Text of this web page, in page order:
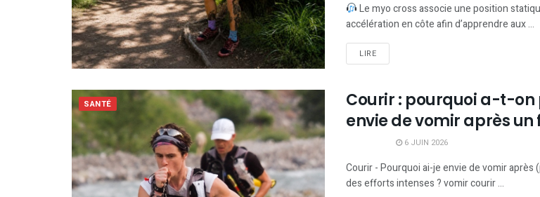
Le myo cross associe une position
accélération en côte afin d’apprendre aux ...
LIRE
SANTÉ
Courir : pourquoi a-t-on
envie de vomir après un
6 JUIN 2026
Courir - Pourquoi ai-je envie de vomir après
des efforts intenses ? vomir courir ...